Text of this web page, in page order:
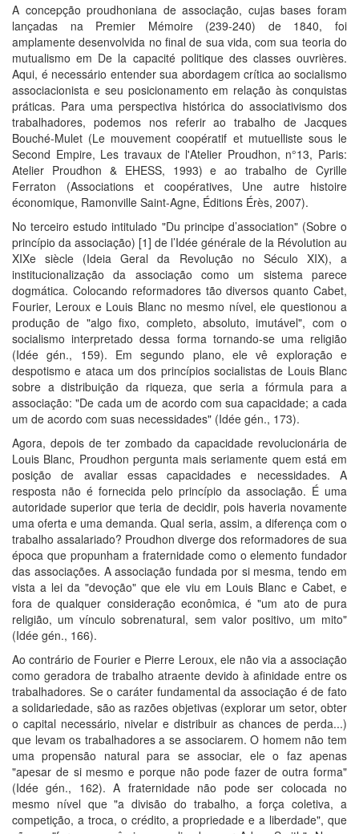
A concepção proudhoniana de associação, cujas bases foram
lançadas na Premier Mémoire (239-240) de 1840, foi
amplamente desenvolvida no final de sua vida, com sua teoria do
mutualismo em De la capacité politique des classes ouvrières.
Aqui, é necessário entender sua abordagem crítica ao socialismo
associacionista e seu posicionamento em relação às conquistas
práticas. Para uma perspectiva histórica do associativismo dos
trabalhadores, podemos nos referir ao trabalho de Jacques
Bouché-Mulet (Le mouvement coopératif et mutuelliste sous le
Second Empire, Les travaux de l'Atelier Proudhon, n°13, Paris:
Atelier Proudhon & EHESS, 1993) e ao trabalho de Cyrille
Ferraton (Associations et coopératives, Une autre histoire
économique, Ramonville Saint-Agne, Éditions Érès, 2007).
No terceiro estudo intitulado "Du principe d’association" (Sobre o
princípio da associação) [1] de l’Idée générale de la Révolution au
XIXe siècle (Ideia Geral da Revolução no Século XIX), a
institucionalização da associação como um sistema parece
dogmática. Colocando reformadores tão diversos quanto Cabet,
Fourier, Leroux e Louis Blanc no mesmo nível, ele questionou a
produção de "algo fixo, completo, absoluto, imutável", com o
socialismo interpretado dessa forma tornando-se uma religião
(Idée gén., 159). Em segundo plano, ele vê exploração e
despotismo e ataca um dos princípios socialistas de Louis Blanc
sobre a distribuição da riqueza, que seria a fórmula para a
associação: "De cada um de acordo com sua capacidade; a cada
um de acordo com suas necessidades" (Idée gén., 173).
Agora, depois de ter zombado da capacidade revolucionária de
Louis Blanc, Proudhon pergunta mais seriamente quem está em
posição de avaliar essas capacidades e necessidades. A
resposta não é fornecida pelo princípio da associação. É uma
autoridade superior que teria de decidir, pois haveria novamente
uma oferta e uma demanda. Qual seria, assim, a diferença com o
trabalho assalariado? Proudhon diverge dos reformadores de sua
época que propunham a fraternidade como o elemento fundador
das associações. A associação fundada por si mesma, tendo em
vista a lei da "devoção" que ele viu em Louis Blanc e Cabet, e
fora de qualquer consideração econômica, é "um ato de pura
religião, um vínculo sobrenatural, sem valor positivo, um mito"
(Idée gén., 166).
Ao contrário de Fourier e Pierre Leroux, ele não via a associação
como geradora de trabalho atraente devido à afinidade entre os
trabalhadores. Se o caráter fundamental da associação é de fato
a solidariedade, são as razões objetivas (explorar um setor, obter
o capital necessário, nivelar e distribuir as chances de perda...)
que levam os trabalhadores a se associarem. O homem não tem
uma propensão natural para se associar, ele o faz apenas
"apesar de si mesmo e porque não pode fazer de outra forma"
(Idée gén., 162). A fraternidade não pode ser colocada no
mesmo nível que "a divisão do trabalho, a força coletiva, a
competição, a troca, o crédito, a propriedade e a liberdade", que